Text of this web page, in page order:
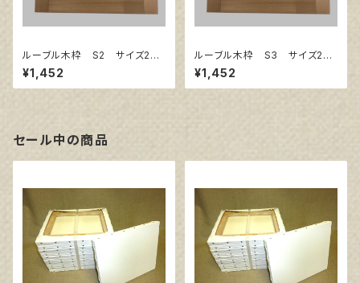
ルーブル木枠 S2 サイズ240
㎜×240㎜
¥1,452
ルーブル木枠 S3 サイズ273
㎜×273㎜
¥1,452
セール中の商品